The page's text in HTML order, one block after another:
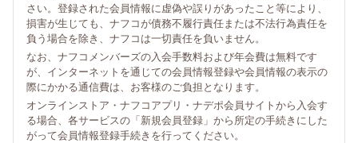
さい。登録された会員情報に虚偽や誤りがあったこと等により、
損害が生じても、ナフコが債務不履行責任または不法行為責任を
負う場合を除き、ナフコは一切責任を負いません。
なお、ナフコメンバーズの入会手数料および年会費は無料です
が、インターネットを通じての会員情報登録や会員情報の表示の
際にかかる通信費は、お客様のご負担となります。
オンラインストア・ナフコアプリ・ナデポ会員サイトから入会す
る場合、各サービスの「新規会員登録」から所定の手続きにした
がって会員情報登録手続きを行ってください。